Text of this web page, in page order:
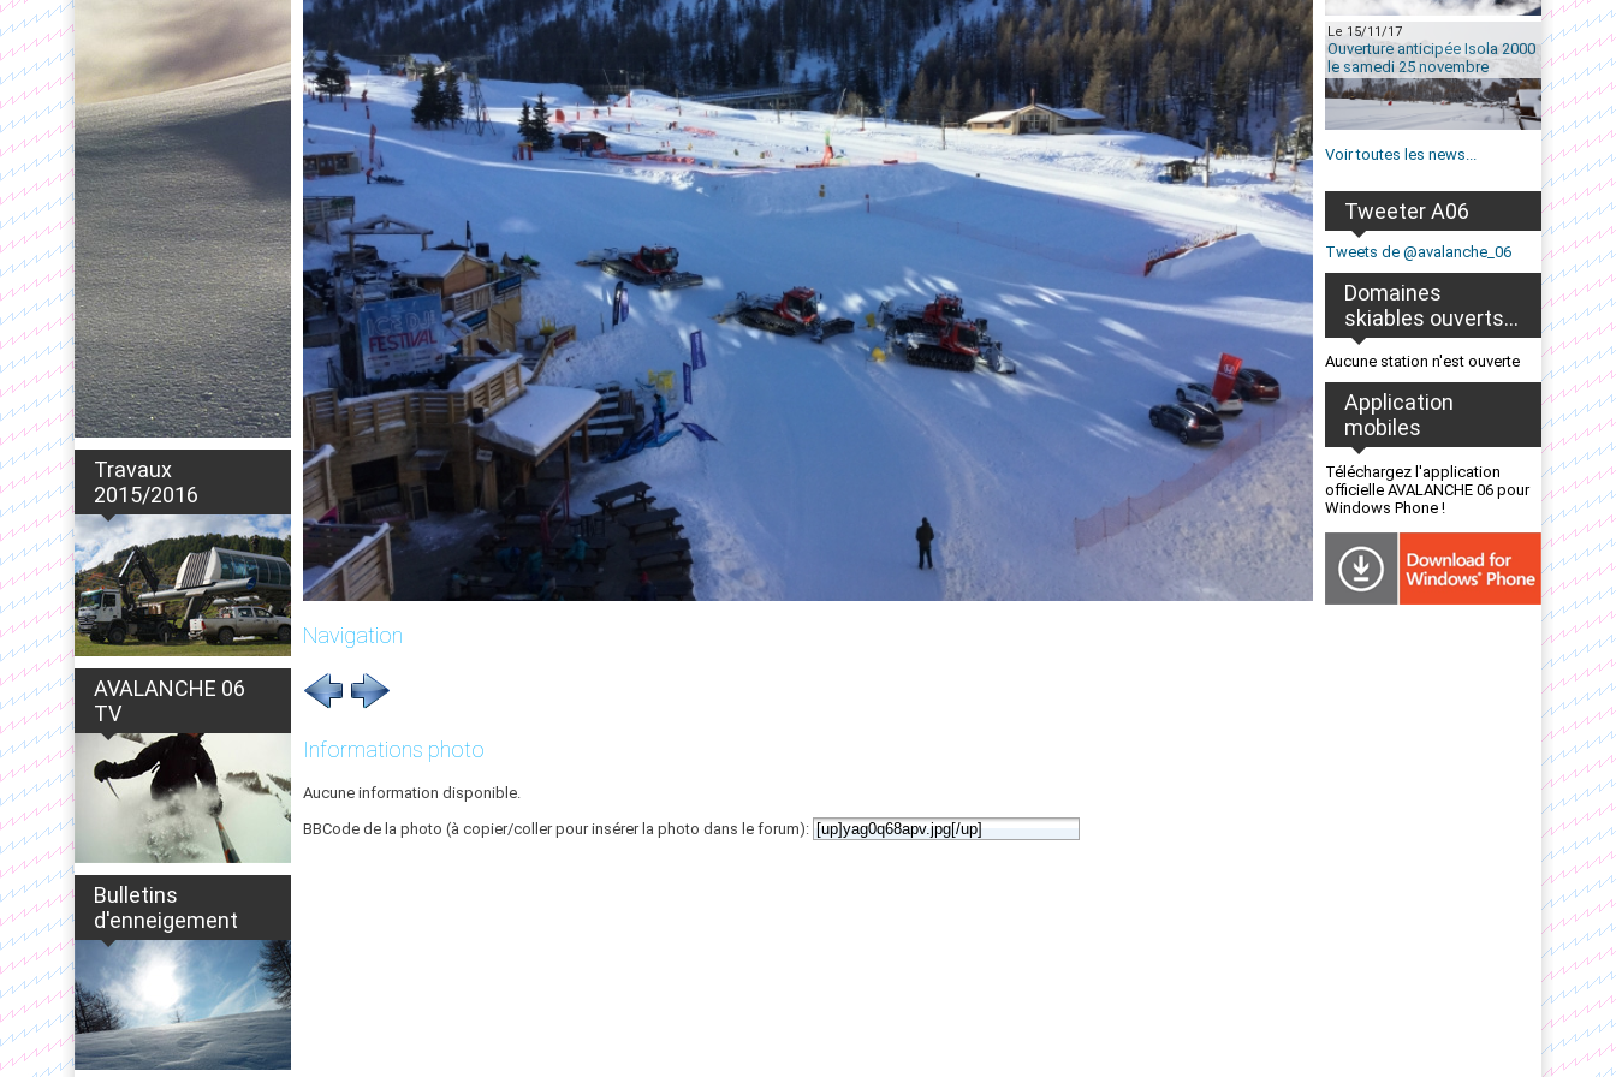
Travaux
2015/2016
AVALANCHE 06
TV
Bulletins
d'enneigement
Navigation
Informations photo
Aucune information disponible.
BBCode de la photo (à copier/coller pour insérer la photo dans le forum):
Le 15/11/17
Ouverture anticipée Isola 2000
le samedi 25 novembre
Voir toutes les news...
Tweeter A06
Tweets de @avalanche_06
Domaines
skiables ouverts...
Aucune station n'est ouverte
Application
mobiles
Téléchargez l'application
officielle AVALANCHE 06 pour
Windows Phone !